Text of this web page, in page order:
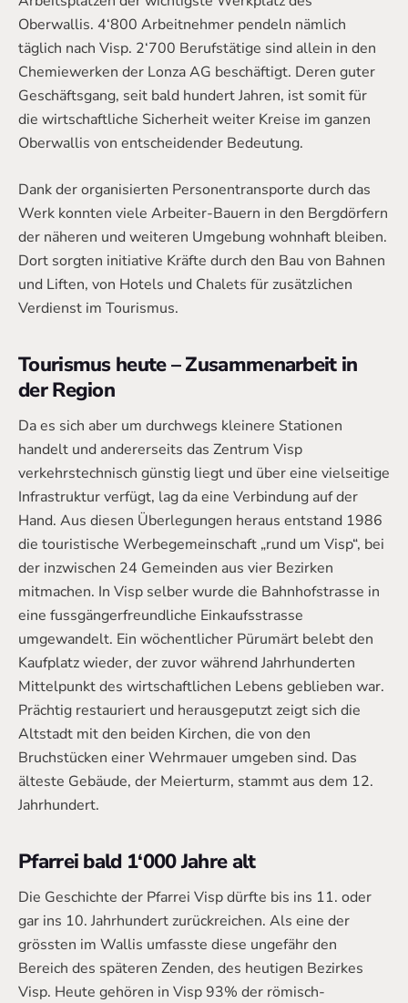
Oberwallis. 4‘800 Arbeitnehmer pendeln nämlich
täglich nach Visp. 2‘700 Berufstätige sind allein in den
Chemiewerken der Lonza AG beschäftigt. Deren guter
Geschäftsgang, seit bald hundert Jahren, ist somit für
die wirtschaftliche Sicherheit weiter Kreise im ganzen
Oberwallis von entscheidender Bedeutung.
Dank der organisierten Personentransporte durch das
Werk konnten viele Arbeiter-Bauern in den Bergdörfern
der näheren und weiteren Umgebung wohnhaft bleiben.
Dort sorgten initiative Kräfte durch den Bau von Bahnen
und Liften, von Hotels und Chalets für zusätzlichen
Verdienst im Tourismus.
Tourismus heute – Zusammenarbeit in
der Region
Da es sich aber um durchwegs kleinere Stationen
handelt und andererseits das Zentrum Visp
verkehrstechnisch günstig liegt und über eine vielseitige
Infrastruktur verfügt, lag da eine Verbindung auf der
Hand. Aus diesen Überlegungen heraus entstand 1986
die touristische Werbegemeinschaft „rund um Visp“, bei
der inzwischen 24 Gemeinden aus vier Bezirken
mitmachen. In Visp selber wurde die Bahnhofstrasse in
eine fussgängerfreundliche Einkaufsstrasse
umgewandelt. Ein wöchentlicher Pürumärt belebt den
Kaufplatz wieder, der zuvor während Jahrhunderten
Mittelpunkt des wirtschaftlichen Lebens geblieben war.
Prächtig restauriert und herausgeputzt zeigt sich die
Altstadt mit den beiden Kirchen, die von den
Bruchstücken einer Wehrmauer umgeben sind. Das
älteste Gebäude, der Meierturm, stammt aus dem 12.
Jahrhundert.
Pfarrei bald 1‘000 Jahre alt
Die Geschichte der Pfarrei Visp dürfte bis ins 11. oder
gar ins 10. Jahrhundert zurückreichen. Als eine der
grössten im Wallis umfasste diese ungefähr den
Bereich des späteren Zenden, des heutigen Bezirkes
Visp. Heute gehören in Visp 93% der römisch-